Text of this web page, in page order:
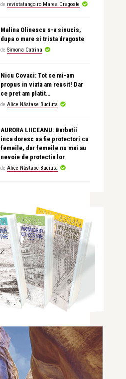
de revistatango.ro Marea Dragoste
Malina Olinescu s-a sinucis,
dupa o mare si trista dragoste
de Simona Catrina
Nicu Covaci: Tot ce mi-am
propus in viata am reusit! Dar
ce pret am platit…
de Alice Năstase Buciuta
AURORA LIICEANU: Barbatii
inca doresc sa fie protectori cu
femeile, dar femeile nu mai au
nevoie de protectia lor
de Alice Năstase Buciuta